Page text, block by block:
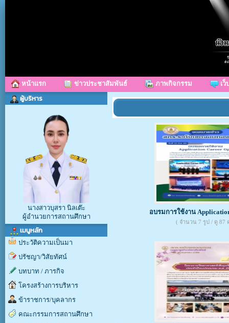
หน้าแรก ข่าวประชาสัมพันธ์ ภาพกิจกรรม เ
ผู้บริหาร
นางสาวบุสรา นิลเต๊ะ
ผู้อำนวยการสถานศึกษา
เมนูหลัก
ประวัติความเป็นมา
ปรัชญา/วิสัยทัศน์
บทบาท / ภารกิจ
โครงสร้างการบริหาร
ข้าราชการ/บุคลากร
คณะกรรมการสถานศึกษา
อบรมการใช้งาน
( จำนวน 7 รูป / ดู 87